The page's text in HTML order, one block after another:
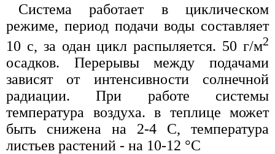
Система работает в циклическом
режиме, период подачи воды составляет
10 с, за одан цикл распыляется. 50 г/м2
осадков. Перерывы между подачами
зависят от интенсивности солнечной
радиации. При работе системы
температура воздуха. в теплице может
быть снижена на 2-4 С, температура
листьев растений - на 10-12 °С